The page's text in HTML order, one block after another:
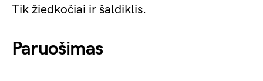
Tik žiedkočiai ir šaldiklis.
Paruošimas